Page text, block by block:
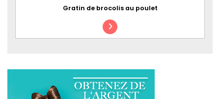
Gratin de brocolis au poulet